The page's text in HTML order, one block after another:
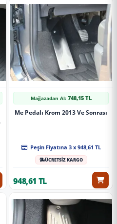
Mağazadan Al: 748,15 TL
Me Pedalı Krom 2013 Ve Sonrası
Peşin Fiyatına 3 x 948,61 TL
ÜCRETSİZ KARGO
948,61 TL